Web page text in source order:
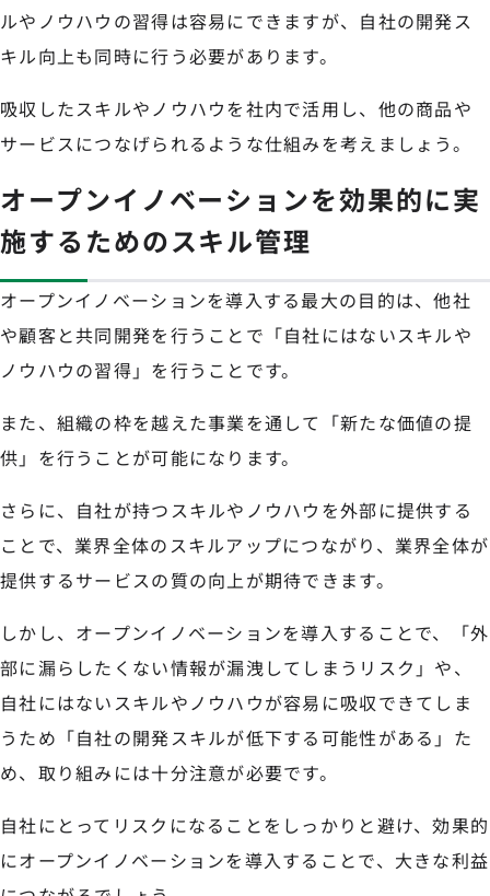
ルやノウハウの習得は容易にできますが、自社の開発ス
キル向上も同時に行う必要があります。
吸収したスキルやノウハウを社内で活用し、他の商品や
サービスにつなげられるような仕組みを考えましょう。
オープンイノベーションを効果的に実
施するためのスキル管理
オープンイノベーションを導入する最大の目的は、他社
や顧客と共同開発を行うことで「自社にはないスキルや
ノウハウの習得」を行うことです。
また、組織の枠を越えた事業を通して「新たな価値の提
供」を行うことが可能になります。
さらに、自社が持つスキルやノウハウを外部に提供する
ことで、業界全体のスキルアップにつながり、業界全体が
提供するサービスの質の向上が期待できます。
しかし、オープンイノベーションを導入することで、「外
部に漏らしたくない情報が漏洩してしまうリスク」や、
自社にはないスキルやノウハウが容易に吸収できてしま
うため「自社の開発スキルが低下する可能性がある」た
め、取り組みには十分注意が必要です。
自社にとってリスクになることをしっかりと避け、効果的
にオープンイノベーションを導入することで、大きな利益